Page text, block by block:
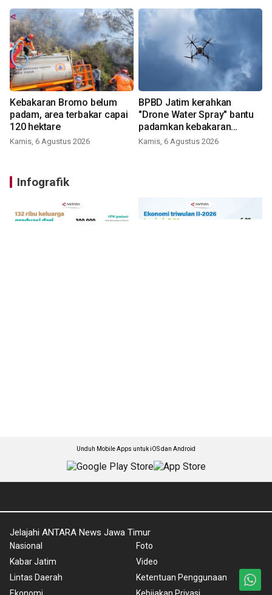
Kebakaran Bromo belum
padam, area terbakar capai
120 hektare
Kamis, 6 Agustus 2026
BPBD Jatim kerahkan
"Drone Water Spray" bantu
padamkan kebakaran
Bromo
Kamis, 6 Agustus 2026
Infografik
Unduh Mobile Apps untuk iOS dan Android
Jelajahi ANTARA News Jawa Timur
Nasional
Kabar Jatim
Lintas Daerah
Foto
Video
Ketentuan Penggunaan